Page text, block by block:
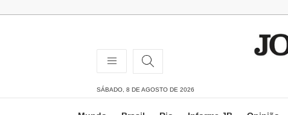
SÁBADO, 8 DE AGOSTO DE 2026